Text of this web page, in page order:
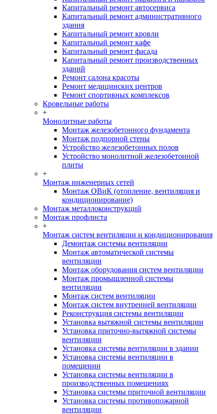
Капитальный ремонт автосервиса
Капитальный ремонт административного
здания
Капитальный ремонт кровли
Капитальный ремонт кафе
Капитальный ремонт фасада
Капитальный ремонт производственных
зданий
Ремонт салона красоты
Ремонт медицинских центров
Ремонт спортивных комплексов
Кровельные работы
+
Монолитные работы
Монтаж железобетонного фундамента
Монтаж подпорной стены
Устройство железобетонных полов
Устройство монолитной железобетонной
плиты
+
Монтаж инженерных сетей
Монтаж ОВиК (отопление, вентиляция и
кондиционирование)
Монтаж металлоконструкций
Монтаж профлиста
+
Монтаж систем вентиляции и кондиционирования
Демонтаж системы вентиляции
Монтаж автоматической системы
вентиляции
Монтаж оборудования систем вентиляции
Монтаж промышленной системы
вентиляции
Монтаж систем вентиляции
Монтаж систем внутренней вентиляции
Реконструкция системы вентиляции
Установка вытяжной системы вентиляции
Установка приточно-вытяжной системы
вентиляции
Установка системы вентиляции в здании
Установка системы вентиляции в
помещении
Установка системы вентиляции в
производственных помещениях
Установка системы приточной вентиляции
Установка системы противопожарной
вентиляции